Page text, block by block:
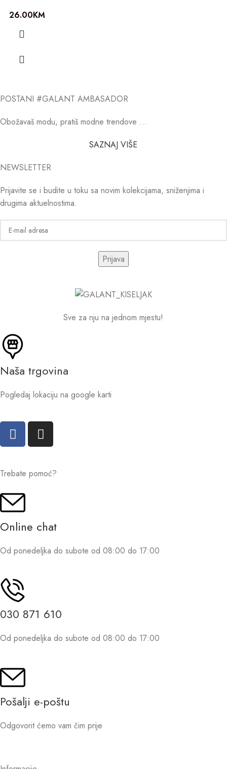
26.00KM
POSTANI #GALANT AMBASADOR
Obožavaš modu, pratiš modne trendove …
SAZNAJ VIŠE
NEWSLETTER
Prijavite se i budite u toku sa novim kolekcijama, sniženjima i
drugima aktuelnostima.
Sve za nju na jednom mjestu!
Naša trgovina
Pogledaj lokaciju na google karti
Trebate pomoć?
Online chat
Od ponedeljka do subote od 08:00 do 17:00
030 871 610
Od ponedeljka do subote od 08:00 do 17:00
Pošalji e-poštu
Odgovorit ćemo vam čim prije